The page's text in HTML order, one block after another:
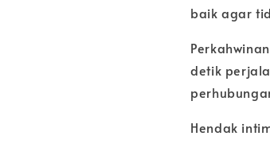
baik agar
detik
Hendak